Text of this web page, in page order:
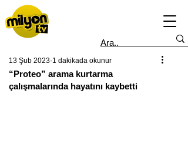
“Proteo” arama kurtarma
çalışmalarında hayatını kaybetti
13 Şub 2023 1 dakikada okunur